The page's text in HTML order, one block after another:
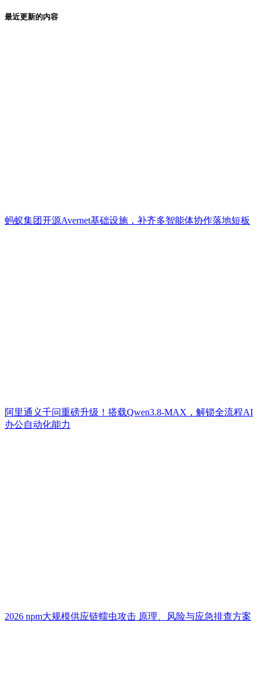
最近更新的内容
蚂蚁集团开源Avernet基础设施，补齐多智能体协作落地短板
阿里通义千问重磅升级！搭载Qwen3.8-MAX，解锁全流程AI
办公自动化能力
2026 npm大规模供应链蠕虫攻击 原理、风险与应急排查方案